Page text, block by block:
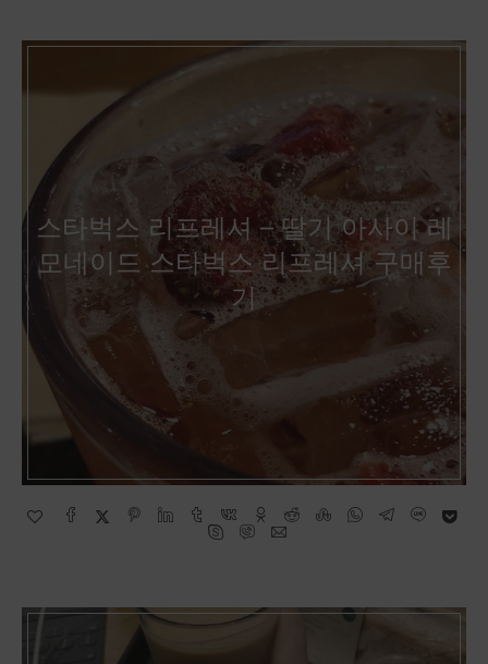
스타벅스 리프레셔 – 딸기 아사이 레
모네이드 스타벅스 리프레셔 구매후
기